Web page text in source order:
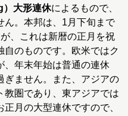
大形連休によるもので、
ん。本邦は、1月下旬まで
、これは新暦の正月を祝
自のものです。欧米ではク
、年末年始は普通の連休
ぎません。また、アジアの
教圏であり、東アジアでは
正月の大型連休ですので、